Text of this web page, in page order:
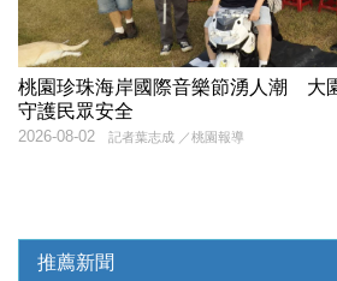
桃園珍珠海岸國際音樂節湧人潮 大
守護民眾安全
記者葉志成 ／桃園報導
2026-08-02
推薦新聞